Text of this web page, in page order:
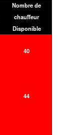
Nombre de
chauffeur
Disponible
40
44